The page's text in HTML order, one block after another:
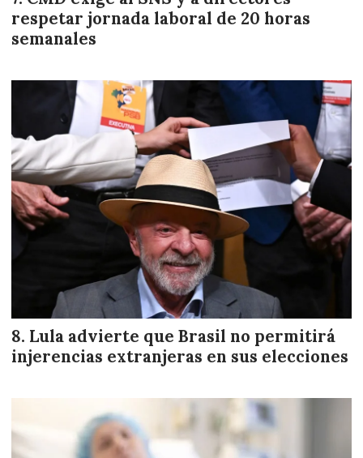
respetar jornada laboral de 20 horas
semanales
Lula advierte que Brasil no permitirá
injerencias extranjeras en sus elecciones